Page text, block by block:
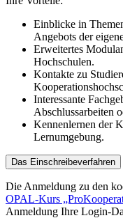
Einblicke in
Angebots der
Erweitertes
Hochschulen.
Kontakte zu
Interessante
Abschlussarbeiten
Kennenlernen der
Lernumgebung.
Das Einschreibeverfahren
Die Anmeldung zu den
OPAL-Kurs
Anmeldung Ihre Login-